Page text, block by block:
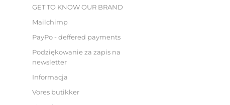
GET TO KNOW OUR BRAND
Mailchimp
PayPo - deffered payments
Podziękowanie za zapis na
newsletter
Informacja
Vores butikker